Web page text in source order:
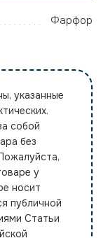
Фарфор
указанные
собой
без
у
носит
публичной
Статьи